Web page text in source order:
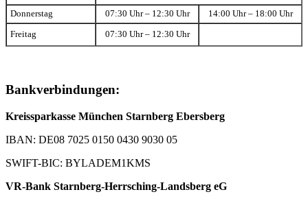
Donnerstag 07:30 Uhr – 12:30 Uhr 14:00 Uhr – 18:00 Uhr
Freitag 07:30 Uhr – 12:30 Uhr
Bankverbindungen:
Kreissparkasse München Starnberg Ebersberg
IBAN: DE08 7025 0150 0430 9030 05
SWIFT-BIC: BYLADEM1KMS
VR-Bank Starnberg-Herrsching-Landsberg eG